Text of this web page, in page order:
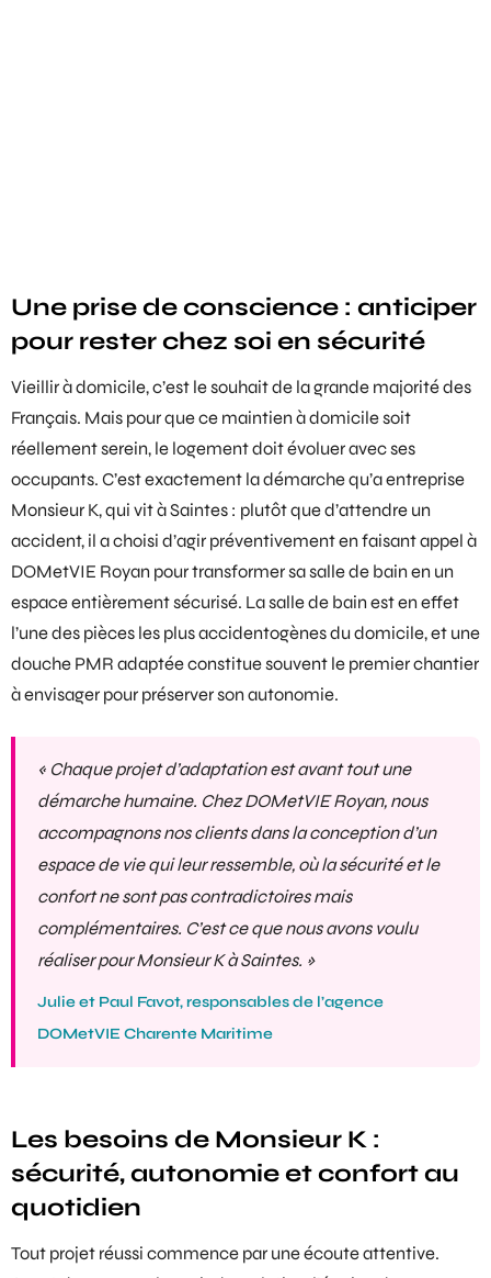
Une prise de conscience : anticiper
pour rester chez soi en sécurité
Vieillir à domicile, c’est le souhait de la grande majorité des
Français. Mais pour que ce maintien à domicile soit
réellement serein, le logement doit évoluer avec ses
occupants. C’est exactement la démarche qu’a entreprise
Monsieur K, qui vit à Saintes : plutôt que d’attendre un
accident, il a choisi d’agir préventivement en faisant appel à
DOMetVIE Royan pour transformer sasalle de bain en un
espace entièrement sécurisé. La salle de bain est en effet
l’une des pièces les plus accidentogènes du domicile, et une
douche PMR adaptée constitue souvent le premier chantier
à envisager pour préserver son autonomie.
« Chaque projet d’adaptation est avant tout une
démarche humaine. Chez DOMetVIE Royan, nous
accompagnons nos clients dans la conception d’un
espace de vie qui leur ressemble, où la sécurité et le
confort ne sont pas contradictoires mais
complémentaires. C’est ce que nous avons voulu
réaliser pour Monsieur K à Saintes. »
Julie et Paul Favot, responsables de l’agence
DOMetVIE Charente Maritime
Les besoins de Monsieur K :
sécurité, autonomie et confort au
quotidien
Tout projet réussi commence par une écoute attentive.